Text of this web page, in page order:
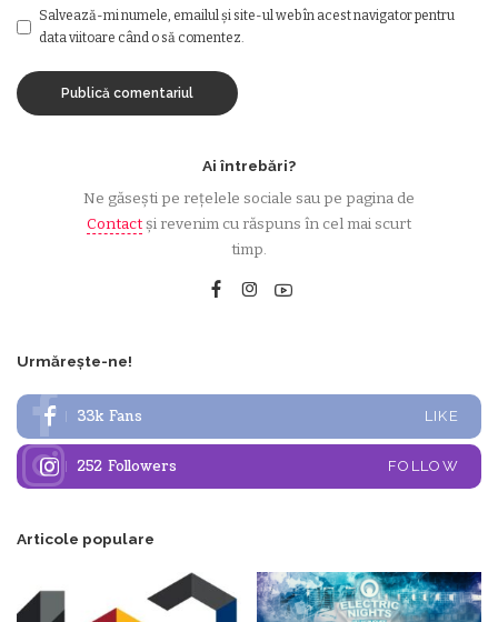
Salvează-mi numele, emailul și site-ul web în acest navigator pentru
data viitoare când o să comentez.
Ai întrebări?
Ne găsești pe rețelele sociale sau pe pagina de
Contactși revenim cu răspuns în cel mai scurt
timp.
Urmărește-ne!
33k Fans LIKE
252 Followers FOLLOW
Articole populare